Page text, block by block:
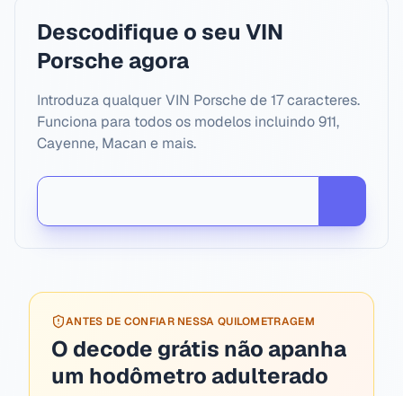
Descodifique o seu VIN
Porsche agora
Introduza qualquer VIN Porsche de 17 caracteres.
Funciona para todos os modelos incluindo 911,
Cayenne, Macan e mais.
ANTES DE CONFIAR NESSA QUILOMETRAGEM
O decode grátis não apanha
um hodômetro adulterado